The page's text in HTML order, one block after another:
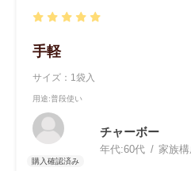
手軽
サイズ：1袋入
用途:普段使い
チャーボー
年代:60代 家族構